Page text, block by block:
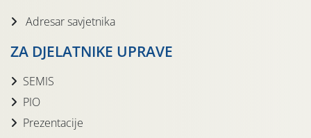
Adresar savjetnika
ZA DJELATNIKE UPRAVE
SEMIS
PIO
Prezentacije